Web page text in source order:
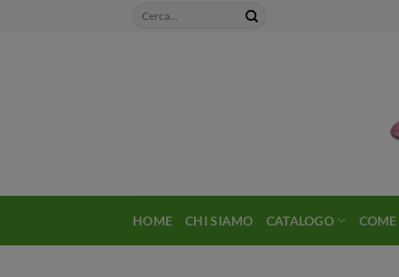
HOME CHI SIAMO CATALOGO COME